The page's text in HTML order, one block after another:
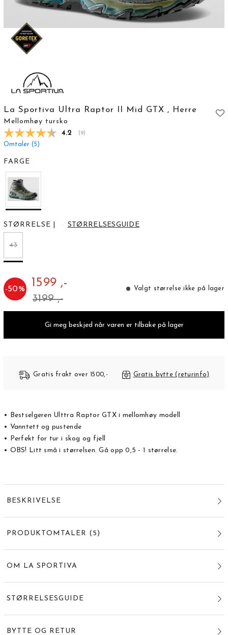
La Sportiva Ultra Raptor II Mid GTX , Herre
Mellomhøy tursko
Gjennomsnittskarakter:
4.2 (stemmer:
9)
Omtaler (5 )
FARGE
STØRRELSE STØRRELSESGUIDE
43
-50% 1599 ,-
3199 ,-
Valgt størrelse ikke på lager
Gi meg beskjed når varen er tilbake på lager
Gratis frakt over 1500,- Gratis bytte (returinfo)
• Bestselgeren Ulttra Raptor GTX i mellomhøy modell
• Vanntett og pustende
• Perfekt for tur i skog og fjell
• OBS! Litt små i størrelsen. Gå opp 0,5 - 1 størrelse.
BESKRIVELSE
PRODUKTOMTALER ( 5 )
OM LA SPORTIVA
STØRRELSESGUIDE
BYTTE OG RETUR